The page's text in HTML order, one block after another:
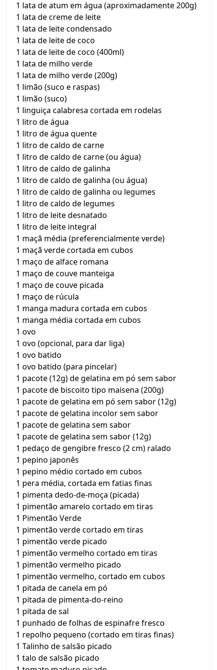
1 lata de atum em água (aproximadamente 200g)
1 lata de creme de leite
1 lata de leite condensado
1 lata de leite de coco
1 lata de leite de coco (400ml)
1 lata de milho verde
1 lata de milho verde (200g)
1 limão (suco e raspas)
1 limão (suco)
1 linguiça calabresa cortada em rodelas
1 litro de água
1 litro de água quente
1 litro de caldo de carne
1 litro de caldo de carne (ou água)
1 litro de caldo de galinha
1 litro de caldo de galinha (ou água)
1 litro de caldo de galinha ou legumes
1 litro de caldo de legumes
1 litro de leite desnatado
1 litro de leite integral
1 maçã média (preferencialmente verde)
1 maçã verde cortada em cubos
1 maço de alface romana
1 maço de couve manteiga
1 maço de couve picada
1 maço de rúcula
1 manga madura cortada em cubos
1 manga média cortada em cubos
1 ovo
1 ovo (opcional, para dar liga)
1 ovo batido
1 ovo batido (para pincelar)
1 pacote (12g) de gelatina em pó sem sabor
1 pacote de biscoito tipo maisena (200g)
1 pacote de gelatina em pó sem sabor (12g)
1 pacote de gelatina incolor sem sabor
1 pacote de gelatina sem sabor
1 pacote de gelatina sem sabor (12g)
1 pedaço de gengibre fresco (2 cm) ralado
1 pepino japonês
1 pepino médio cortado em cubos
1 pera média, cortada em fatias finas
1 pimenta dedo-de-moça (picada)
1 pimentão amarelo cortado em tiras
1 Pimentão Verde
1 pimentão verde cortado em tiras
1 pimentão verde picado
1 pimentão vermelho cortado em tiras
1 pimentão vermelho picado
1 pimentão vermelho, cortado em cubos
1 pitada de canela em pó
1 pitada de pimenta-do-reino
1 pitada de sal
1 punhado de folhas de espinafre fresco
1 repolho pequeno (cortado em tiras finas)
1 Talinho de salsão picado
1 talo de salsão picado